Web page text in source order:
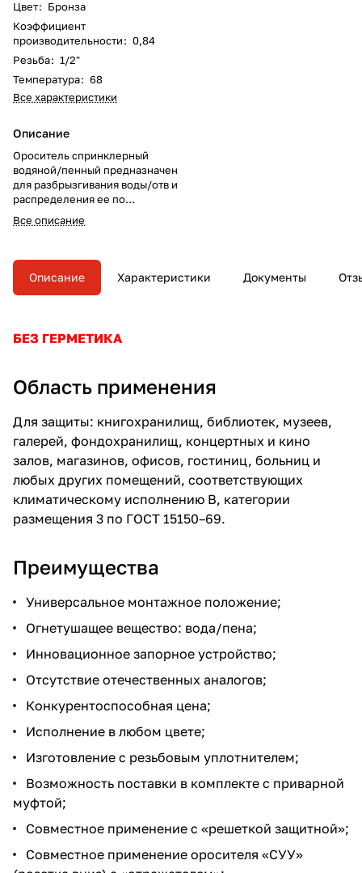
Цвет: Бронза
Коэффициент
производительности: 0,84
Резьба: 1/2"
Температура: 68
Все характеристики
Описание
Ороситель спринклерный
водяной/пенный предназначен
для разбрызгивания воды/отв и
распределения ее по
защищаемой площади с целью
тушения очагов пожара или их
создания водяных завес в
автоматических установках
пожаротушения.
Все описание
Описание Характеристики Документы
БЕЗ ГЕРМЕТИКА
Область применения
Для защиты: книгохранилищ, библиотек, музеев,
галерей, фондохранилищ, концертных и кино
залов, магазинов, офисов, гостиниц, больниц и
любых других помещений, соответствующих
климатическому исполнению В, категории
размещения 3 по ГОСТ 15150–69.
Преимущества
Универсальное монтажное положение;
Огнетушащее вещество: вода/пена;
Инновационное запорное устройство;
Отсутствие отечественных аналогов;
Конкурентоспособная цена;
Исполнение в любом цвете;
Изготовление с резьбовым уплотнителем;
Возможность поставки в комплекте с приварной
муфтой;
Совместное применение с «решеткой защитной»;
Совместное применение оросителя «СУУ»